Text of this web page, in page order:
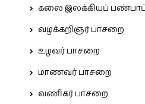
கலை இலக்கியப்
வழக்கறிஞர் பாசறை
உழவர் பாசறை
மாணவர் பாசறை
வணிகர் பாசறை